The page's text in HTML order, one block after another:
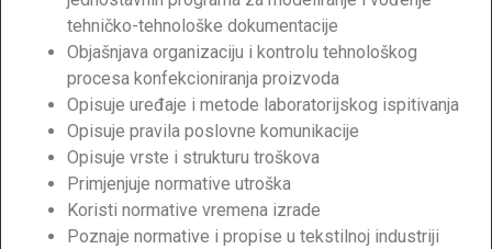
tehničko-tehnološke dokumentacije
Objašnjava organizaciju i kontrolu tehnološkog
procesa konfekcioniranja proizvoda
Opisuje uređaje i metode laboratorijskog ispitivanja
Opisuje pravila poslovne komunikacije
Opisuje vrste i strukturu troškova
Primjenjuje normative utroška
Koristi normative vremena izrade
Poznaje normative i propise u tekstilnoj industriji